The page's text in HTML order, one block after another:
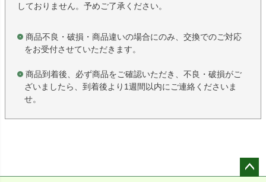
しておりません。予めご了承ください。
商品不良・破損・商品違いの場合にのみ、交換でのご対応
をお受付させていただきます。
商品到着後、必ず商品をご確認いただき、不良・破損がご
ざいましたら、到着後より1週間以内にご連絡くださいま
せ。